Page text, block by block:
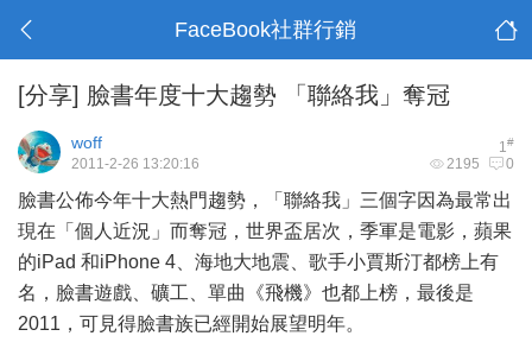
FaceBook社群行銷
[分享] 臉書年度十大趨勢 「聯絡我」奪冠
1#
woff
2195 0
2011-2-26 13:20:16
臉書公佈今年十大熱門趨勢，「聯絡我」三個字因為最常出
現在「個人近況」而奪冠，世界盃居次，季軍是電影，蘋果
的iPad 和iPhone 4、海地大地震、歌手小賈斯汀都榜上有
名，臉書遊戲、礦工、單曲《飛機》也都上榜，最後是
2011，可見得臉書族已經開始展望明年。